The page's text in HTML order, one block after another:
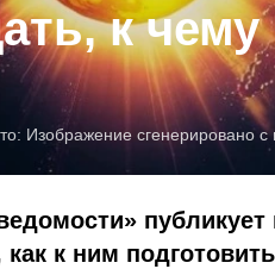
к чему
Изображение сгенерировано
к ним